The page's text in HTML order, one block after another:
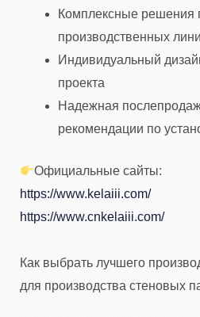
Комплексные решения
производственных
Индивидуальный
проекта
Надежная
рекомендации по
Официальные сайты:
https://www.kelaiii.com/
https://www.cnkelaiii.com/
Как выбрать лучшего
для производства стеновых